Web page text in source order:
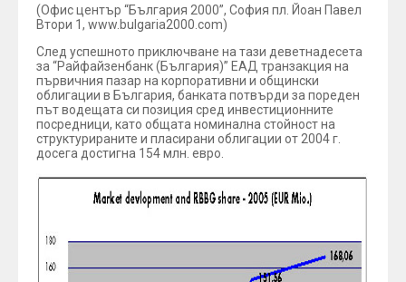
(Офис център “България 2000”, София пл. Йоан Павел
Втори 1, www.bulgaria2000.com)
След успешното приключване на тази деветнадесета
за “Райфайзенбанк (България)” ЕАД транзакция на
първичния пазар на корпоративни и общински
облигации в България, банката потвърди за пореден
път водещата си позиция сред инвестиционните
посредници, като общата номинална стойност на
структурираните и пласирани облигации от 2004 г.
досега достигна 154 млн. евро.